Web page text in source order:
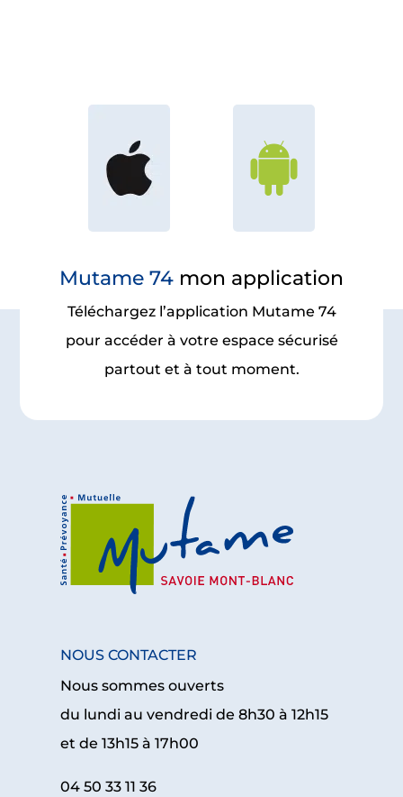
Mutame 74 mon application
Téléchargez l’application Mutame 74
pour accéder à votre espace sécurisé
partout et à tout moment.
NOUS CONTACTER
Nous sommes ouverts
du lundi au vendredi de 8h30 à 12h15
et de 13h15 à 17h00
04 50 33 11 36